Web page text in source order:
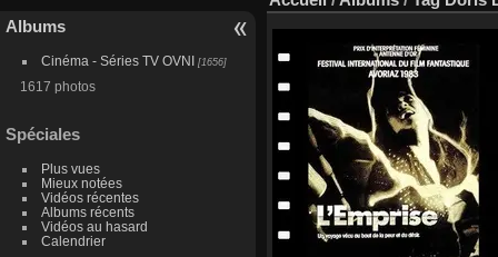
Albums
Cinéma - Séries TV OVNI [1656]
1617 photos
Spéciales
Plus vues
Mieux notées
Vidéos récentes
Albums récents
Vidéos au hasard
Calendrier